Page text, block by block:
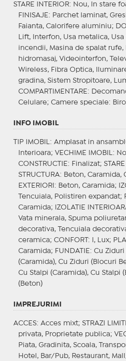
STARE INTERIOR: Nou, In stare
FINISAJE : Parchet laminat,
Faianta, Calorifere aluminiu;
Lift, Interfon, Usa metalica,
incendii, Masina de spalat rufe,
hidromasaj, Videointerfon,
Wireless, Fibra Optica,
gradina, Sistem Stropitoare,
COMPARTIMENTARE :
Celulare; Camere speciale:
INFO IMOBIL
TIP IMOBIL : Amplasat in
Interioara; VECHIME IMOBIL :
CONSTRUCTIE : Finalizat;
STRUCTURA: Beton, Caramida,
EXTERIORI : Beton, Caramida;
Tencuiala, Polistiren expandat;
Caramida;
IZOLATIE
Vata minerala, Spuma
decorativa, Tencuiala
ceramica; CONFORT : I, Lux;
Caramida; FUNDATIE : Cu Ziduri
(Caramida), Cu Ziduri (Blocuri
Cu Stalpi (Caramida), Cu Stalpi
(Beton)
IMPREJURIMI
ACCES: Acces mixt; STRAZI
privata, Proprietate publica;
Piata, Gradinita, Scoala,
Hotel, Bar/Pub, Restaurant,